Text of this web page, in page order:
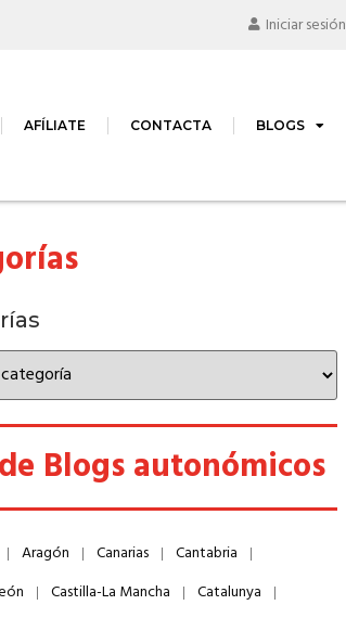
Iniciar sesión
AFÍLIATE CONTACTA BLOGS
Blogs autonómicos
Aragón Canarias
Cantabria
Castilla-La Mancha
Catalunya